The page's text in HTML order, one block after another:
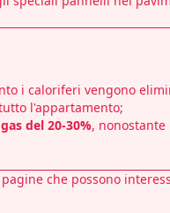
i caloriferi vengono
l'appartamento;
del 20-30%,
che possono